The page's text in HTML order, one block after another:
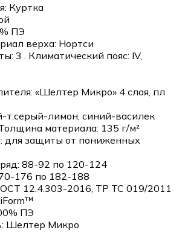
Куртка
ПЭ
верха: Нортси
3 . Климатический пояс: IV,
«Шелтер Микро» 4 слоя, пл
т.серый-лимон, синий-василек
материала: 135 г/м²
для защиты от пониженных
88-92 по 120-124
176 по 182-188
12.4.303-2016, ТР ТС 019/2011
iForm™
ПЭ
Шелтер Микро